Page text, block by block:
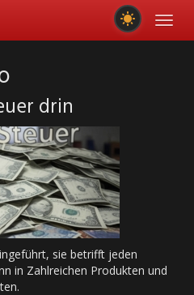
drin
sie betrifft jeden
in Zahlreichen Produkten und